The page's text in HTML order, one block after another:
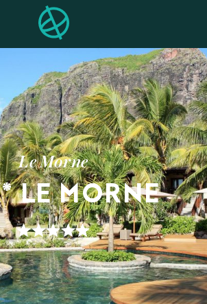
Le Morne
LE MORNE